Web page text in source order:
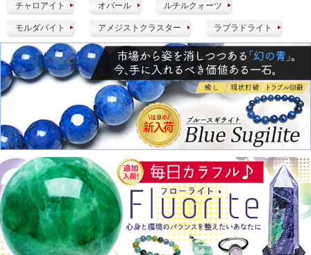
チャロアイト オパール ルチルクォーツ
モルダバイト アメジストクラスター ラブラドライト